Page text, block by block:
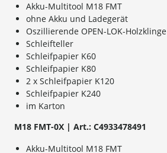
Akku-Multitool M18 FMT
ohne Akku und Ladegerät
Oszillierende OPEN-LOK-Holzklinge
Schleifteller
Schleifpapier K60
Schleifpapier K80
2 x Schleifpapier K120
Schleifpapier K240
im Karton
M18 FMT-0X | Art.: C4933478491
Akku-Multitool M18 FMT